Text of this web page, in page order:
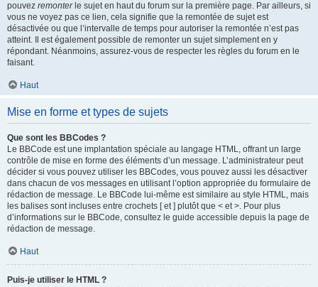
pouvez remonterle sujet en haut du forum sur la première page. Par ailleurs, si
vous ne voyez pas ce lien, cela signifie que la remontée de sujet est
désactivée ou que l’intervalle de temps pour autoriser la remontée n’est pas
atteint. Il est également possible de remonter un sujet simplement en y
répondant. Néanmoins, assurez-vous de respecter les règles du forum en le
faisant.
Haut
Mise en forme et types de sujets
Que sont les BBCodes ?
Le BBCode est une implantation spéciale au langage HTML, offrant un large
contrôle de mise en forme des éléments d’un message. L’administrateur peut
décider si vous pouvez utiliser les BBCodes, vous pouvez aussi les désactiver
dans chacun de vos messages en utilisant l’option appropriée du formulaire de
rédaction de message. Le BBCode lui-même est similaire au style HTML, mais
les balises sont incluses entre crochets [ et ] plutôt que < et >. Pour plus
d’informations sur le BBCode, consultez le guide accessible depuis la page de
rédaction de message.
Haut
Puis-je utiliser le HTML ?